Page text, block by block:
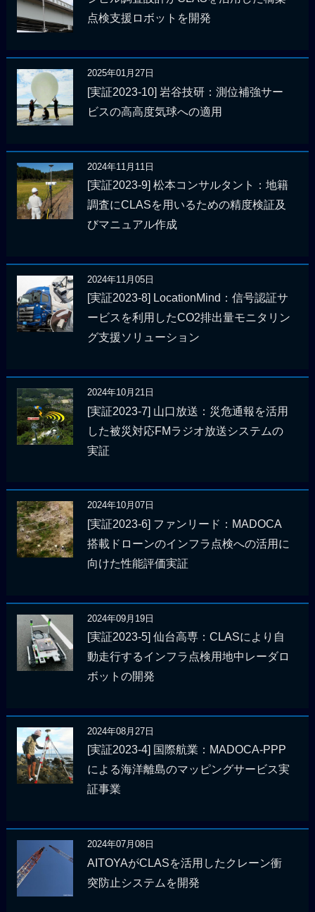
点検支援ロボットを開発
2025年01月27日
[実証2023-10] 岩谷技研：測位補強サー
ビスの高高度気球への適用
2024年11月11日
[実証2023-9] 松本コンサルタント：地籍
調査にCLASを用いるための精度検証及
びマニュアル作成
2024年11月05日
[実証2023-8] LocationMind：信号認証サ
ービスを利用したCO2排出量モニタリン
グ支援ソリューション
2024年10月21日
[実証2023-7] 山口放送：災危通報を活用
した被災対応FMラジオ放送システムの
実証
2024年10月07日
[実証2023-6] ファンリード：MADOCA
搭載ドローンのインフラ点検への活用に
向けた性能評価実証
2024年09月19日
[実証2023-5] 仙台高専：CLASにより自
動走行するインフラ点検用地中レーダロ
ボットの開発
2024年08月27日
[実証2023-4] 国際航業：MADOCA-PPP
による海洋離島のマッピングサービス実
証事業
2024年07月08日
AITOYAがCLASを活用したクレーン衝
突防止システムを開発